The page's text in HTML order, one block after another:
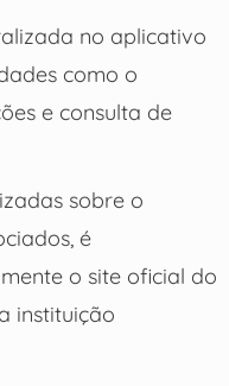
no aplicativo
como o
e consulta de
sobre o
é
o site oficial do
instituição